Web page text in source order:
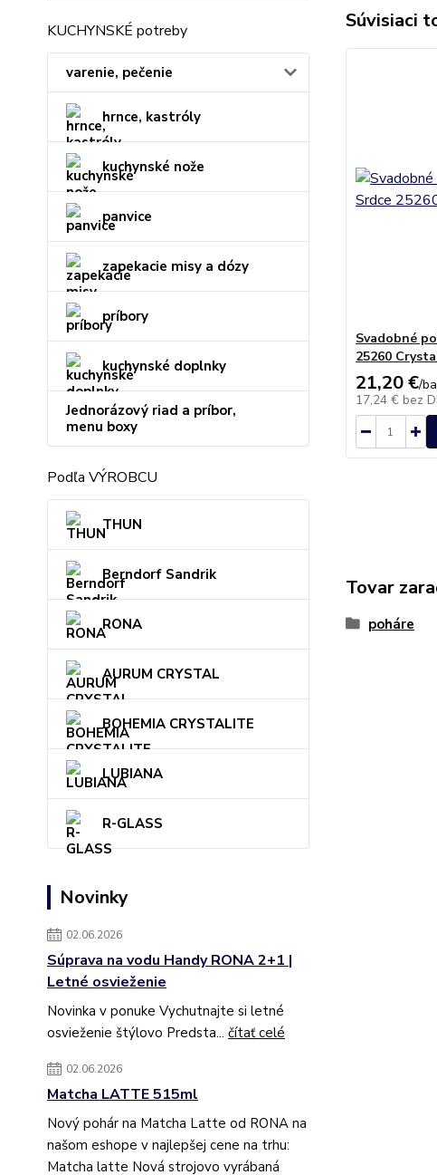
KUCHYNSKÉ potreby
varenie, pečenie
hrnce, kastróly
kuchynské nože
panvice
zapekacie misy a dózy
príbory
kuchynské doplnky
Jednorázový riad a príbor,
menu boxy
Podľa VÝROBCU
THUN
Berndorf Sandrik
RONA
AURUM CRYSTAL
BOHEMIA CRYSTALITE
LUBIANA
R-GLASS
Novinky
02.06.2026
Súprava na vodu Handy RONA 2+1 |
Letné osvieženie
Novinka v ponuke Vychutnajte si letné
osvieženie štýlovo Predsta... čítať celé
02.06.2026
Matcha LATTE 515ml
Nový pohár na Matcha Latte od RONA na
našom eshope v najlepšej cene na trhu:
Matcha latte Nová strojovo vyrábaná
Súvisiaci
Svadobné
25260
21,20 €/
17,24 € bez
Tovar
poháre